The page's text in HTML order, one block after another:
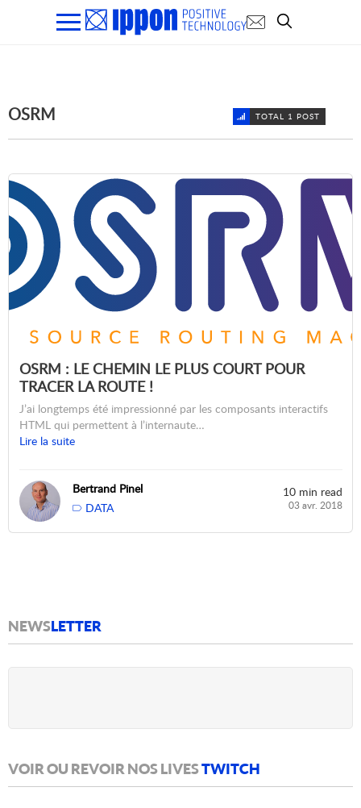
OSRM TOTAL 1 POST
OSRM : LE CHEMIN LE PLUS COURT POUR
TRACER LA ROUTE !
J’ai longtemps été impressionné par les composants interactifs
HTML qui permettent à l’internaute…
Lire la suite
Bertrand Pinel
DATA
10 min read
03 avr. 2018
NEWSLETTER
VOIR OU REVOIR NOS LIVESTWITCH